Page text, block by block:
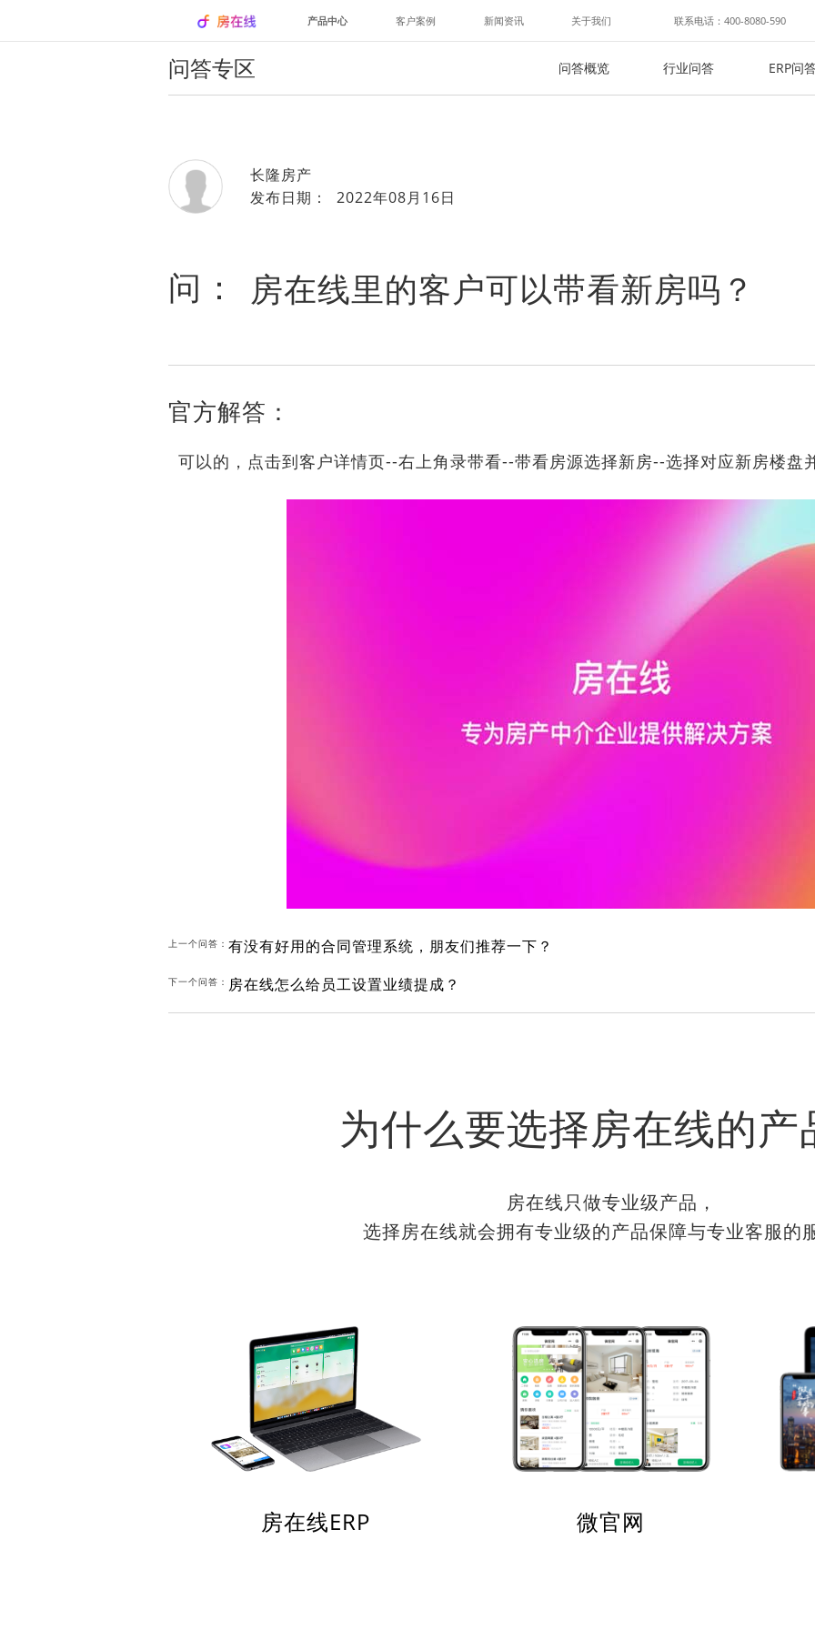
产品中心 客户案例 新闻资讯 关于我们 联系电话：400-8080-590
问答专区 问答概览 行业问答 ERP问
长隆房产
发布日期： 2022年08月16日
问： 房在线里的客户可以带看新房吗？
官方解答：
可以的，点击到客户详情页--右上角录带看--带看房源选择新房--选择对应新房楼盘
上一个问答： 有没有好用的合同管理系统，朋友们推荐一下？
下一个问答： 房在线怎么给员工设置业绩提成？
为什么要选择房在线的产
房在线只做专业级产品，
选择房在线就会拥有专业级的产品保障与专业客服的
房在线ERP 微官网